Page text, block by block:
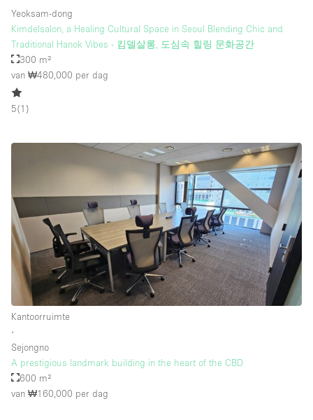
Yeoksam-dong
Kimdelsalon, a Healing Cultural Space in Seoul Blending Chic and
Traditional Hanok Vibes - 킴델살롱, 도심속 힐링 문화공간
300 m²
van ₩480,000 per dag
5(1 )
Kantoorruimte
∙
Sejongno
A prestigious landmark building in the heart of the CBD
600 m²
van ₩160,000 per dag